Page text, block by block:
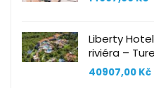
Liberty
riviéra –
40907,00 Kč